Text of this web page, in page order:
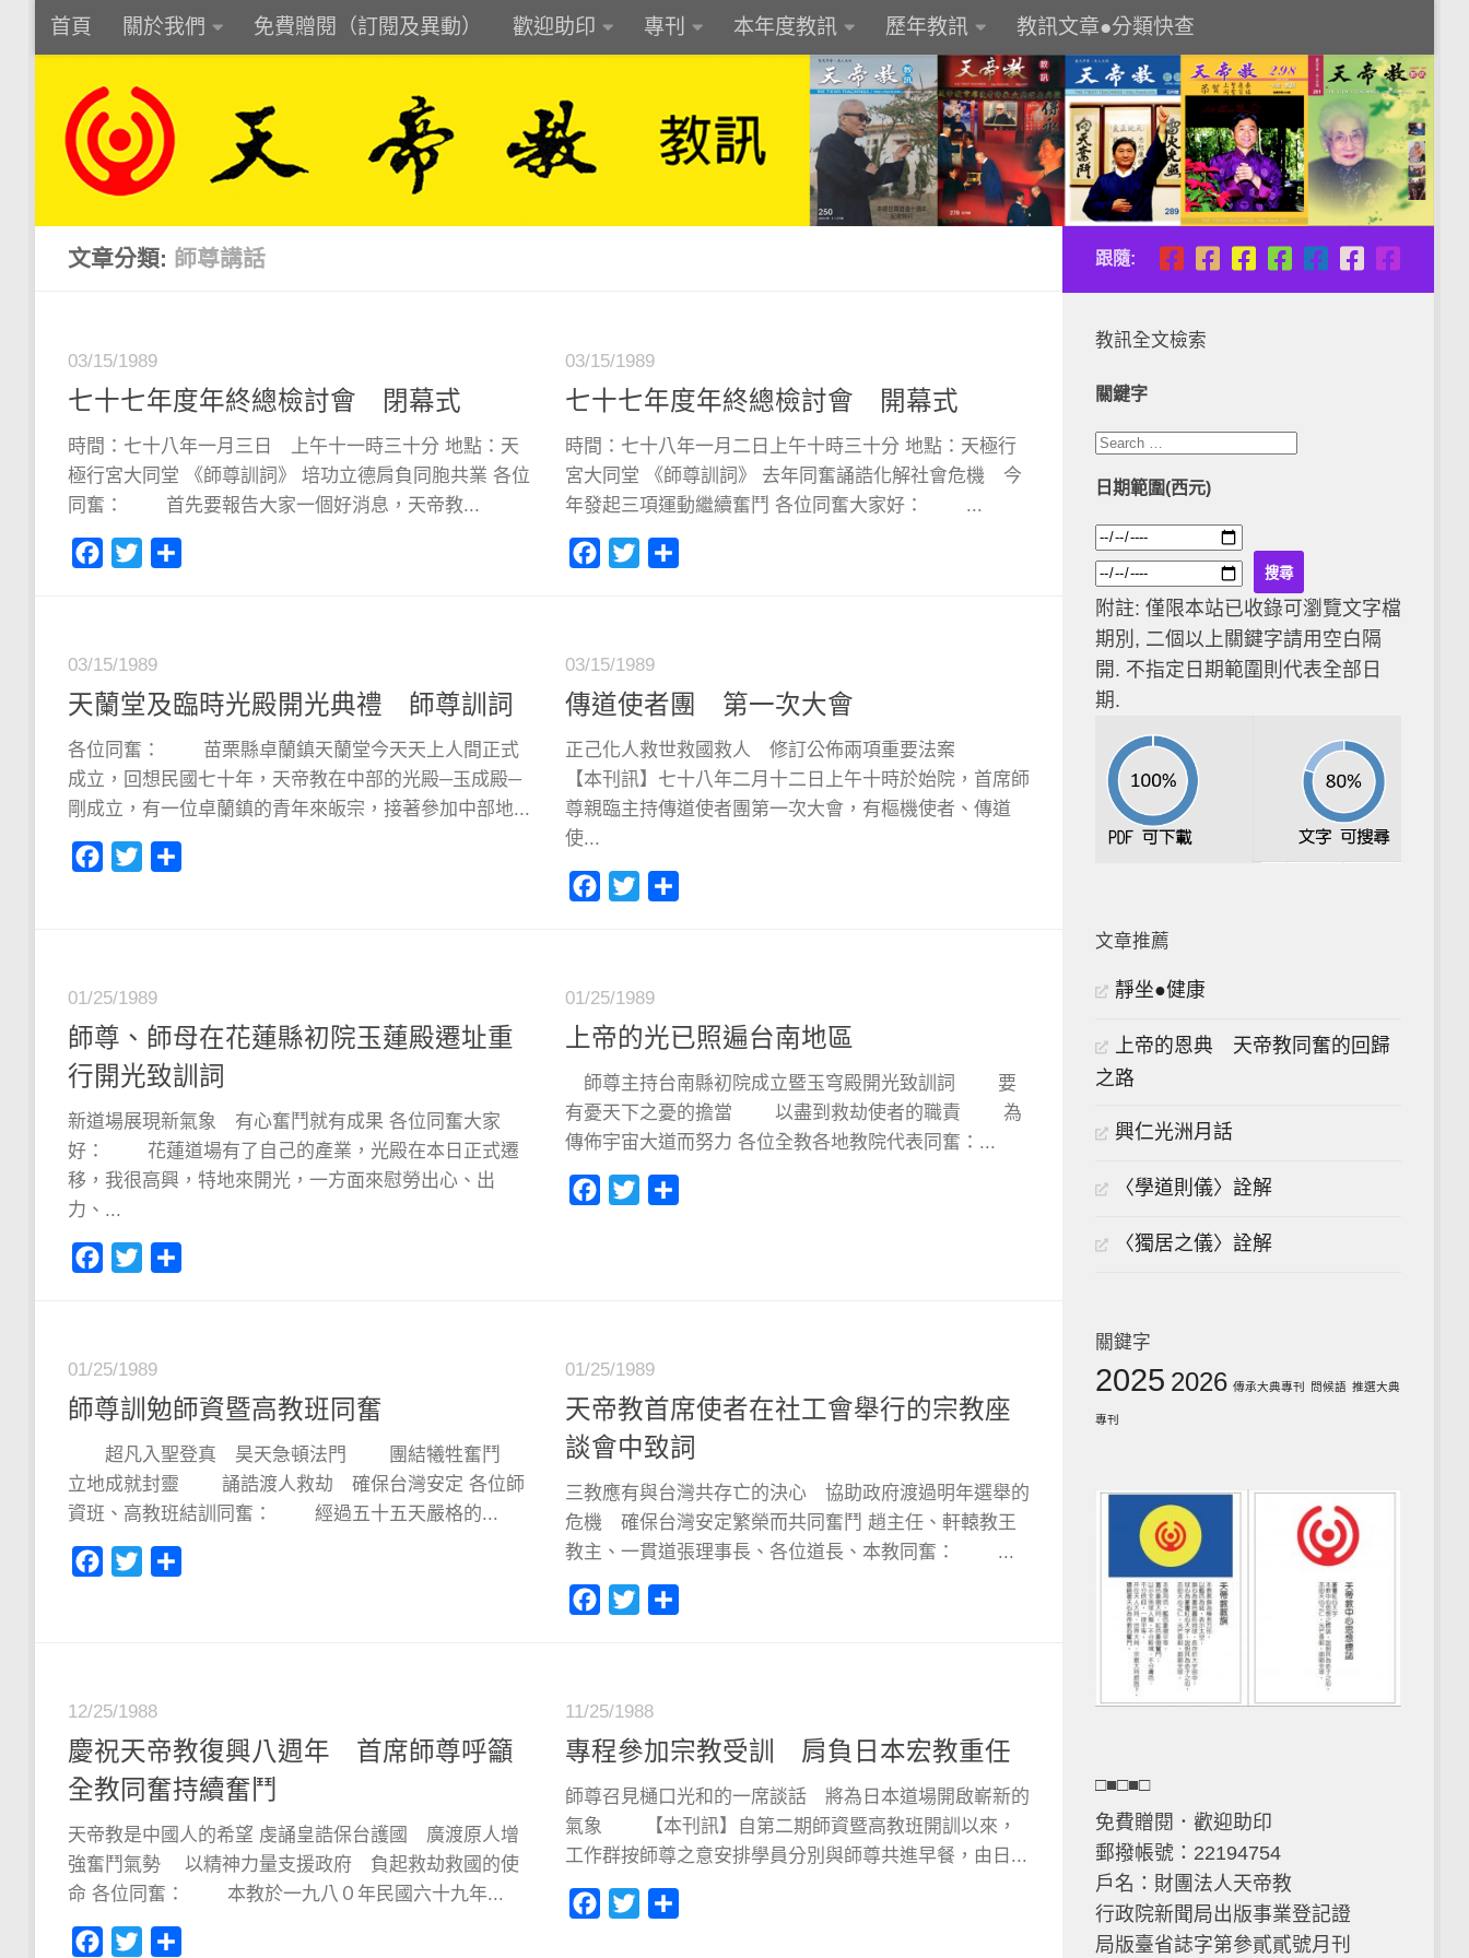
Skip to content
首頁 關於我們 免費贈閱（訂閱及異動） 歡迎助印 專刊 本年度教訊 歷年教訊 教訊文章●分類快查
文章分類: 師尊講話
03/15/1989
七十七年度年終總檢討會 閉幕式
時間：七十八年一月三日 上午十一時三十分 地點：天
極行宮大同堂 《師尊訓詞》 培功立德肩負同胞共業 各位
同奮： 首先要報告大家一個好消息，天帝教...
Facebook
Twitter
03/15/1989
七十七年度年終總檢討會 開幕式
時間：七十八年一月二日上午十時三十分 地點：天極行
宮大同堂 《師尊訓詞》 去年同奮誦誥化解社會危機 今
年發起三項運動繼續奮鬥 各位同奮大家好： ...
Facebook
Twitter
03/15/1989
天蘭堂及臨時光殿開光典禮 師尊訓詞
各位同奮： 苗栗縣卓蘭鎮天蘭堂今天天上人間正式
成立，回想民國七十年，天帝教在中部的光殿─玉成殿─
剛成立，有一位卓蘭鎮的青年來皈宗，接著參加中部地...
Facebook
Twitter
03/15/1989
傳道使者團 第一次大會
正己化人救世救國救人 修訂公佈兩項重要法案
【本刊訊】七十八年二月十二日上午十時於始院，首席師
尊親臨主持傳道使者團第一次大會，有樞機使者、傳道
使...
Facebook
Twitter
01/25/1989
師尊、師母在花蓮縣初院玉蓮殿遷址重
行開光致訓詞
新道場展現新氣象 有心奮鬥就有成果 各位同奮大家
好： 花蓮道場有了自己的產業，光殿在本日正式遷
移，我很高興，特地來開光，一方面來慰勞出心、出
力、...
Facebook
Twitter
01/25/1989
上帝的光已照遍台南地區
師尊主持台南縣初院成立暨玉穹殿開光致訓詞 要
有憂天下之憂的擔當 以盡到救劫使者的職責 為
傳佈宇宙大道而努力 各位全教各地教院代表同奮：...
Facebook
Twitter
01/25/1989
師尊訓勉師資暨高教班同奮
超凡入聖登真 昊天急頓法門 團結犧牲奮鬥
立地成就封靈 誦誥渡人救劫 確保台灣安定 各位師
資班、高教班結訓同奮： 經過五十五天嚴格的...
Facebook
Twitter
01/25/1989
天帝教首席使者在社工會舉行的宗教座
談會中致詞
三教應有與台灣共存亡的決心 協助政府渡過明年選舉的
危機 確保台灣安定繁榮而共同奮鬥 趙主任、軒轅教王
教主、一貫道張理事長、各位道長、本教同奮： ...
Facebook
Twitter
12/25/1988
慶祝天帝教復興八週年 首席師尊呼籲
全教同奮持續奮鬥
天帝教是中國人的希望 虔誦皇誥保台護國 廣渡原人增
強奮鬥氣勢 以精神力量支援政府 負起救劫救國的使
命 各位同奮： 本教於一九八０年民國六十九年...
Facebook
Twitter
11/25/1988
專程參加宗教受訓 肩負日本宏教重任
師尊召見樋口光和的一席談話 將為日本道場開啟嶄新的
氣象 【本刊訊】自第二期師資暨高教班開訓以來，
工作群按師尊之意安排學員分別與師尊共進早餐，由日...
Facebook
Twitter
跟隨:
教訊全文檢索
關鍵字
日期範圍(西元)
附註: 僅限本站已收錄可瀏覽文字檔
期別, 二個以上關鍵字請用空白隔
開. 不指定日期範圍則代表全部日
期.
文章推薦
靜坐●健康
上帝的恩典 天帝教同奮的回歸
之路
興仁光洲月話
〈學道則儀〉詮解
〈獨居之儀〉詮解
關鍵字
2025 2026 傳承大典專刊 問候語 推選大典
專刊
□■□■□
免費贈閱．歡迎助印
郵撥帳號：22194754
戶名：財團法人天帝教
行政院新聞局出版事業登記證
局版臺省誌字第參貳貳號月刊